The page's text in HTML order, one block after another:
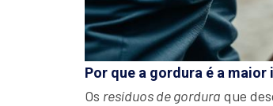
Por que a gordura é a
Os resíduos de gordura que